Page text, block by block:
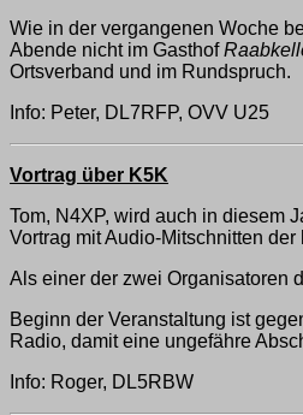
Wie in der vergangenen Woche
Abende nicht im Gasthof
Ortsverband und im Rundspruch.
Info: Peter, DL7RFP, OVV U25
Vortrag über K5K
Tom, N4XP, wird auch in diesem
Vortrag mit Audio-Mitschnitten
Als einer der zwei Organisatoren
Beginn der Veranstaltung ist
Radio, damit eine ungefähre
Info: Roger, DL5RBW